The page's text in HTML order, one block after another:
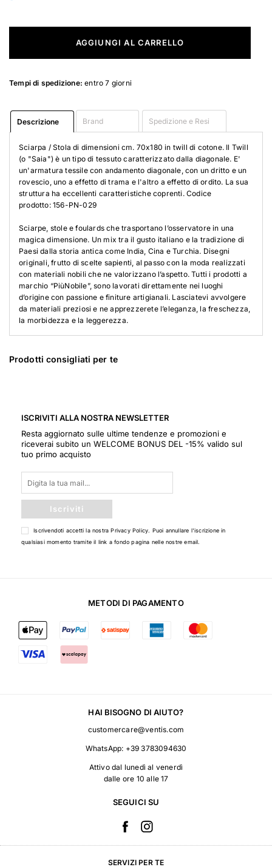
AGGIUNGI AL CARRELLO
Tempi di spedizione: entro 7 giorni
Descrizione Brand Spedizione e Resi
Sciarpa / Stola di dimensioni cm. 70x180 in twill di cotone. Il Twill
(o "Saia") è un tipo di tessuto caratterizzato dalla diagonale. E'
un'armatura tessile con andamento diagonale, con un dritto e un
rovescio, uno a effetto di trama e l'altro a effetto di ordito. La sua
struttura ha eccellenti caratteristiche coprenti. Codice
prodotto: 156-PN-029
Sciarpe, stole e foulards che trasportano l’osservatore in una
magica dimensione. Un mix tra il gusto italiano e la tradizione di
Paesi dalla storia antica come India, Cina e Turchia. Disegni
originali, frutto di scelte sapienti, al passo con la moda realizzati
con materiali nobili che ne valorizzano l’aspetto. Tutti i prodotti a
marchio “PiùNobile”, sono lavorati direttamente nei luoghi
d’origine con passione e finiture artigianali. Lasciatevi avvolgere
da materiali preziosi e ne apprezzerete l’eleganza, la freschezza,
la morbidezza e la leggerezza.
Prodotti consigliati per te
ISCRIVITI ALLA NOSTRA NEWSLETTER
Resta aggiornato sulle ultime tendenze e promozioni e
riceverai subito un WELCOME BONUS DEL -15% valido sul
tuo primo acquisto
Iscriviti
Iscrivendoti accetti la nostraPrivacy Policy . Puoi annullare l'iscrizione in
qualsiasi momento tramite il link a fondo pagina nelle nostre email.
METODI DI PAGAMENTO
HAI BISOGNO DI AIUTO?
customercare@ventis.com
WhatsApp: +39 3783094630
Attivo dal lunedì al venerdì
dalle ore 10 alle 17
SEGUICI SU
SERVIZI PER TE